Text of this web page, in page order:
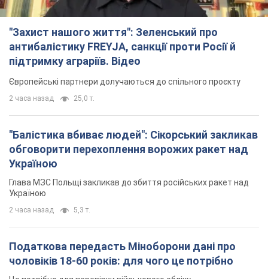
Україною
Глава МЗС Польщі закликав до збиття російських ракет над
Україною
5,3 т.
Податкова передасть Міноборони дані про
чоловіків 18-60 років: для чого це потрібно
3 часа назад 20,7 т.